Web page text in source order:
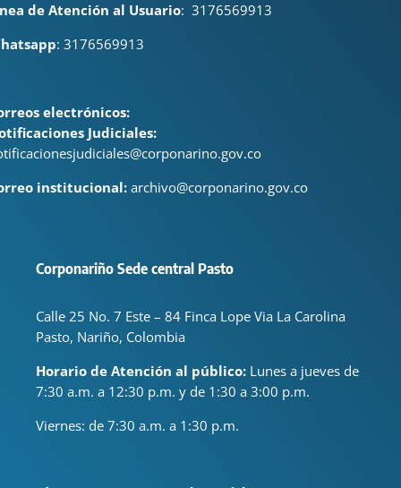
de Atención al Usuario: 3176569913
: 3176569913
electrónicos:
Judiciales:
institucional: archivo@corponarino.gov.co
Corponariño Sede central Pasto
Calle 25 No. 7 Este – 84 Finca Lope Via La Carolina
Pasto, Nariño, Colombia
Horario de Atención al público: Lunes a jueves de
7:30 a.m. a 12:30 p.m. y de 1:30 a 3:00 p.m.
Viernes: de 7:30 a.m. a 1:30 p.m.